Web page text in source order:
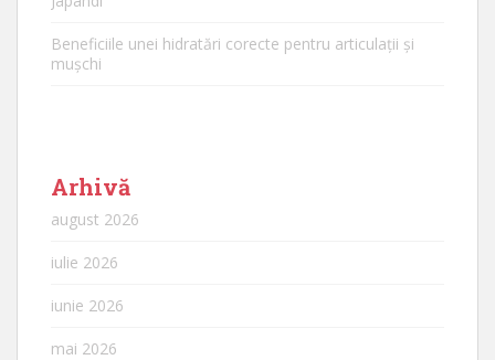
Beneficiile unei hidratări corecte pentru articulații și
mușchi
Arhivă
august 2026
iulie 2026
iunie 2026
mai 2026